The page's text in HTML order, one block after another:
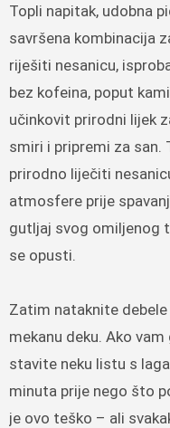
Topli napitak, udobna
savršena kombinacija
riješiti nesanicu,
bez kofeina, poput
učinkovit prirodni lijek
smiri i pripremi za san.
prirodno liječiti
atmosfere prije
gutljaj svog omiljenog
se opusti.
Zatim nataknite
mekanu deku. Ako
stavite neku listu s
minuta prije nego što
je ovo teško – ali